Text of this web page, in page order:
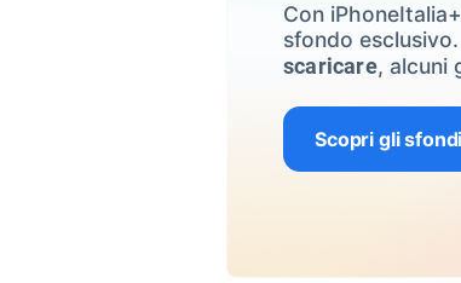
Con
sfondo
scaricare, alcuni
Scopri gli sfondi